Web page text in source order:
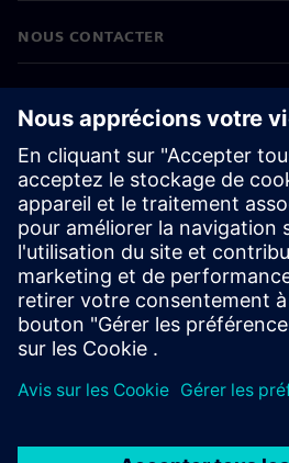
NOUS CONTACTER
©Siemens2026
Informations sur l'entreprise
Protection des données
Avis relatif aux cookies
Conditions d'utilisation
ID numérique